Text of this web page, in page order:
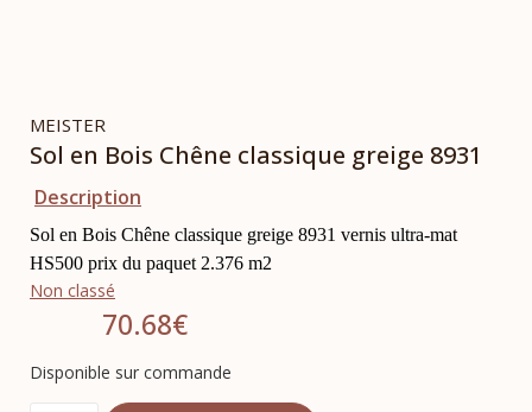
MEISTER
Sol en Bois Chêne classique greige 8931
Description
Sol en Bois Chêne classique greige 8931 vernis ultra-mat
HS500 prix du paquet 2.376 m2
Non classé
70.68€
Disponible sur commande